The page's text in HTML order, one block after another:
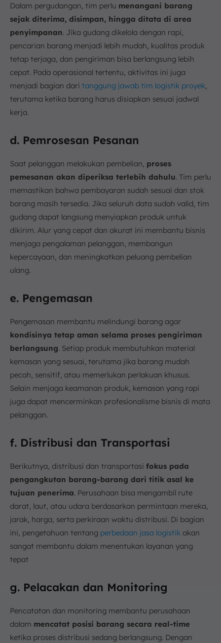
Dalam pergudangan, tim perlu menangani barang
sejak diterima, disimpan, hingga ditata di area
penyimpanan. Jika gudang dikelola dengan rapi,
pencarian barang menjadi lebih mudah, kualitas produk
tetap terjaga, dan pengiriman bisa berlangsung lebih
cepat. Pada operasional tertentu, aktivitas ini juga
menjadi bagian dari tanggung jawab tim logistik proyek
terutama ketika barang harus disiapkan sesuai jadwal
kerja.
d. Pemrosesan Pesanan
Saat pelanggan melakukan pembelian, proses
pemesanan akan diperiksa terlebih dahulu. Tim perlu
memastikan bahwa pembayaran sudah sesuai dan stok
barang masih tersedia. Jika seluruh data sudah valid, tim
gudang dapat langsung menyiapkan produk untuk
dikirim. Alur yang cepat dan akurat ini membantu bisnis
menjaga pengalaman pelanggan, membangun
kepercayaan, dan meningkatkan peluang pembelian
ulang.
e. Pengemasan
Pengemasan membantu melindungi barang agar
kondisinya tetap aman selama proses pengiriman
berlangsung. Setiap produk membutuhkan material
kemasan yang sesuai, terutama jika barang mudah
pecah, sensitif, atau memerlukan perlakuan khusus.
Selain menjaga keamanan produk, kemasan yang rapi
juga dapat mencerminkan profesionalisme bisnis di mata
pelanggan.
f. Distribusi dan Transportasi
Berikutnya, distribusi dan transportasi fokus pada
pengangkutan barang-barang dari titik asal ke
tujuan penerima. Perusahaan bisa mengambil rute
darat, laut, atau udara berdasarkan permintaan mereka,
jarak, harga, serta perkiraan waktu distribusi. Di bagian
ini, pengetahuan tentang perbedaan jasa logistik akan
sangat membantu dalam menentukan layanan yang
tepat
g. Pelacakan dan Monitoring
Pencatatan dan monitoring membantu perusahaan
dalam mencatat posisi barang secara real-time
ketika proses distribusi sedang berlangsung. Dengan